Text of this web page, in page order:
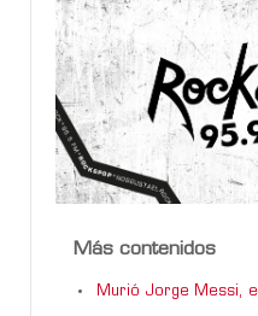
Más contenidos
Murió Jorge Messi,